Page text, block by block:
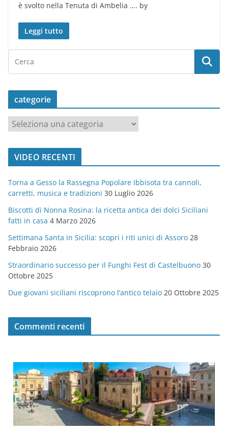
è svolto nella Tenuta di Ambelia …. by
Leggi tutto
categorie
a
t
o
r
i
e
VIDEO RECENTI
Torna a Gesso la Rassegna Popolare Ibbisota tra cannoli,
carretti, musica e tradizioni 30 Luglio 2026
Biscotti di Nonna Rosina: la ricetta antica dei dolci Siciliani
fatti in casa 4 Marzo 2026
Settimana Santa in Sicilia: scopri i riti unici di Assoro 28
Febbraio 2026
Straordinario successo per il Funghi Fest di Castelbuono 30
Ottobre 2025
Due giovani siciliani riscoprono l’antico telaio 20 Ottobre 2025
Commenti recenti